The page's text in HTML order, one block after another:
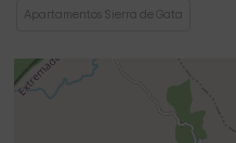
Apartamentos Sierra de Gata